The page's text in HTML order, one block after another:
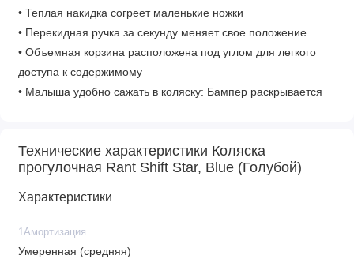
• Теплая накидка согреет маленькие ножки
• Перекидная ручка за секунду меняет свое положение
• Объемная корзина расположена под углом для легкого
доступа к содержимому
• Малыша удобно сажать в коляску: Бампер раскрывается
• Смотровое окошечко в капюшоне
• Тормоз удобно расположен с правой стороны
• Роскошные спинки и сиденье, выполненные из стеганой
• Регулировка подножки: Да
• Ремни безопасности: 5-ти точечные
Технические характеристики Коляска
прогулочная Rant Shift Star, Blue (Голубой)
Характеристики
1Амортизация
Умеренная (средняя)